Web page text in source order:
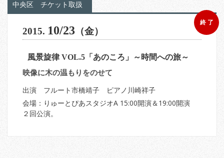
中央区 チケット取扱
終 了
2015. 10/23 （金）
風景旋律 VOL.5「あのころ」～時間への旅～
映像に木の温もりをのせて
出演 フルート市橋靖子 ピアノ川崎祥子
会場：りゅーとぴあスタジオA 15:00開演＆19:00開演
２回公演。